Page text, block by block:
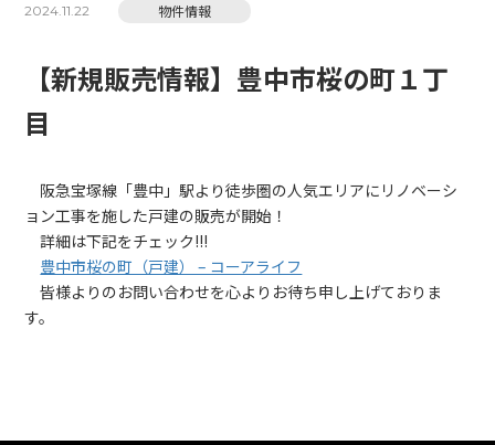
2024.11.22 物件情報
【新規販売情報】豊中市桜の町１丁
目
阪急宝塚線「豊中」駅より徒歩圏の人気エリアにリノベーシ
ョン工事を施した戸建の販売が開始！
詳細は下記をチェック!!!
豊中市桜の町（戸建） – コーアライフ
皆様よりのお問い合わせを心よりお待ち申し上げておりま
す。